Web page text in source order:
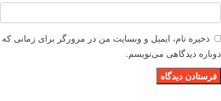
ذخیره نام، ایمیل و وبسایت من در مرورگر برای زمانی که
دوباره دیدگاهی می‌نویسم.